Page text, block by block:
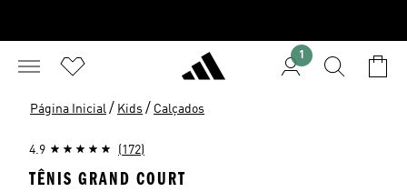
1
Página Inicial / Kids / Calçados
4.9 (172)
TÊNIS GRAND COURT